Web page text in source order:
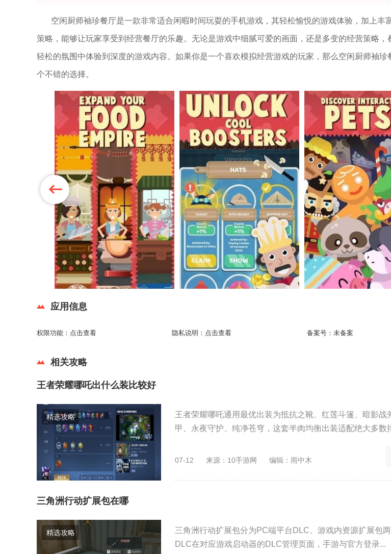
空闲厨师袖珍餐厅是一款非常适合闲暇时间玩耍的手机游戏，其轻松愉悦的游戏体验，加上丰
策略，能够让玩家享受到经营餐厅的乐趣。无论是游戏中细腻可爱的画面，还是多变的经营策略，
轻松的氛围中体验到深度的游戏内容。如果你是一个喜欢模拟经营游戏的玩家，那么空闲厨师袖珍
个不错的选择。
应用信息
权限功能： 点击查看 隐私说明： 点击查看 备案号： 未备案
相关攻略
王者荣耀哪吒出什么装比较好
精选攻略
王者荣耀哪吒通用最优出装为抵抗之靴、红莲斗篷、暗影战
甲、永夜守护、纯净苍穹，这套半肉均衡出装适配绝大多数
07-12 来源：10手游网 编辑：雨中木
三角洲行动扩展包在哪
精选攻略
三角洲行动扩展包分为PC端平台DLC、游戏内资源扩展包
DLC在对应游戏启动器的DLC管理页面，手游与官方登录...